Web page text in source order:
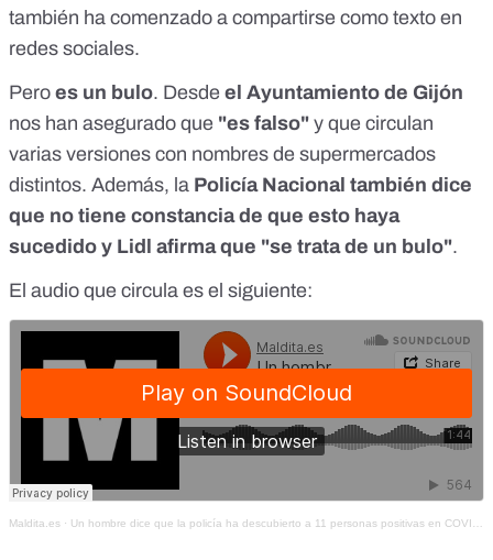
también ha comenzado a compartirse como texto en
redes sociales.
Pero es un bulo. Desde el Ayuntamiento de Gijón
nos han asegurado que "es falso" y que circulan
varias versiones con nombres de supermercados
distintos. Además, la Policía Nacional también dice
que no tiene constancia de que esto haya
sucedido y Lidl afirma que "se trata de un bulo".
El audio que circula es el siguiente:
Maldita.es · Un hombre dice que la policía ha descubierto a 11 personas positivas en COVID-19 en un Lidl de Gijón